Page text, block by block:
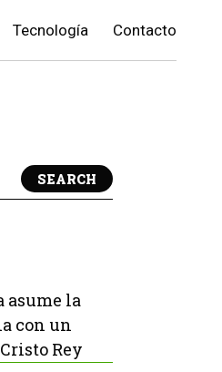
Tecnología Contacto
SEARCH
asume la
con un
Rey